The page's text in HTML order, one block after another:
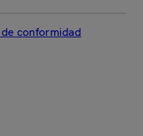
conformidad